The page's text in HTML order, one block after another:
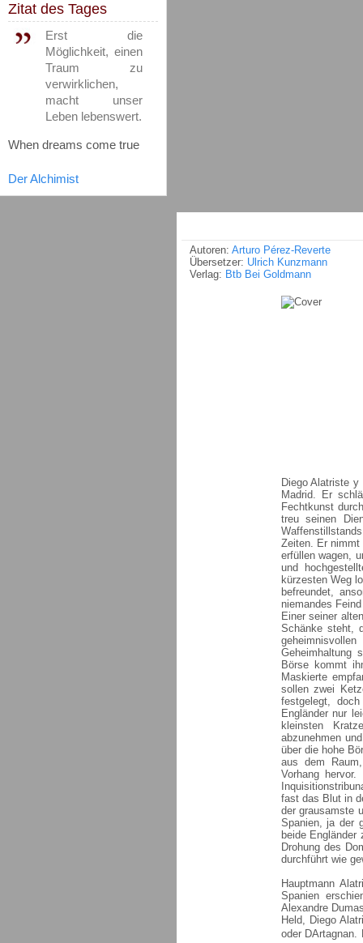
Zitat des Tages
Erst die
Möglichkeit, einen
Traum zu
verwirklichen,
macht unser
Leben lebenswert.
When dreams come true
Der Alchimist
Autoren: Arturo Pérez-Reverte
Übersetzer: Ulrich Kunzmann
Verlag: Btb Bei Goldmann
Diego Alatriste
Madrid. Er
Fechtkunst
treu seinen
Zeiten. Er nimmt
erfüllen wagen,
und
kürzesten Weg
befreundet,
niemandes
Einer seiner
Schänke steht,
Geheimhaltung
Börse kommt
Maskierte
sollen zwei
festgelegt,
Engländer nur
kleinsten
abzunehmen
über die hohe
aus dem
Vorhang
fast das Blut in
der grausamste
Spanien, ja der
beide
Drohung des
durchführt wie
Hauptmann
Spanien
Alexandre
Held, Diego
oder